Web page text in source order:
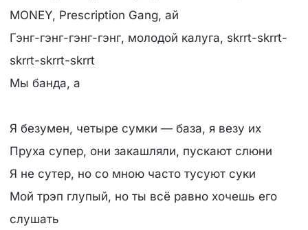
MONEY, Prescription Gang, ай
Гэнг-гэнг-гэнг-гэнг, молодой калуга, skrrt-skrrt-
skrrt-skrrt-skrrt
Мы банда, а
Я безумен, четыре сумки — база, я везу их
Пруха супер, они закашляли, пускают слюни
Я не сутер, но со мною часто тусуют суки
Мой трэп глупый, но ты всё равно хочешь его
слушать